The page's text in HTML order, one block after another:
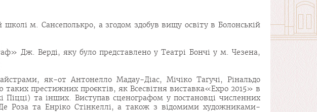
м. Сансеполькро, а згодом здобув вищу освіту в Болонській
Дж. Верді, яку було представлено у Театрі Бончі у м. Чезена,
як-от Антонелло Мадау-Діас, Мічіко Таґучі, Рінальдо
престижних проєктів, як Всесвітня виставка«Expo 2015» в
та інших. Виступав сценографом у постановці численних
Роза та Енріко Стінкеллі, а також з відомими художниками-